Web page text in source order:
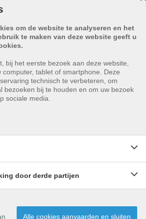
omgeving!
van Zaffelare als alle
waar de grote raampartijen
om de website te analyseren en het
te maken van deze website geeft u
bij het eerste bezoek aan deze website,
tablet of smartphone. Deze
technisch te verbeteren, om
bezoeken bij te houden en om uw bezoek
sociale media.
door derde partijen
Alle cookies aanvaarden en sluiten